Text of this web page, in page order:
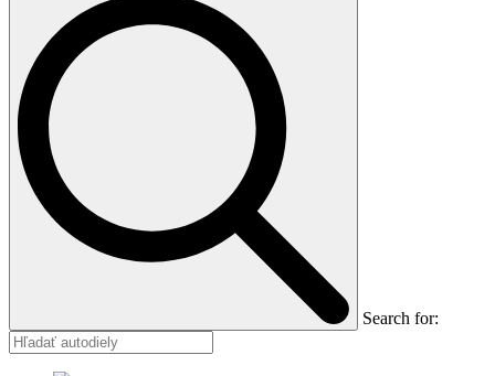
Search for: